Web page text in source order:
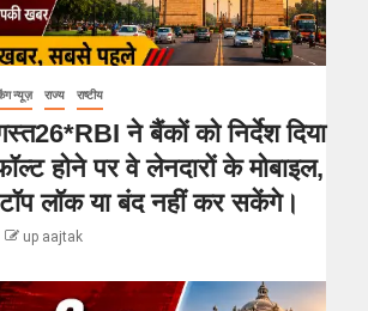
न्यूज़ राज्य राष्टीय
ने बैंकों को निर्देश दिया
होने पर वे लेनदारों के मोबाइल,
लॉक या बंद नहीं कर सकेंगे।
up aajtak